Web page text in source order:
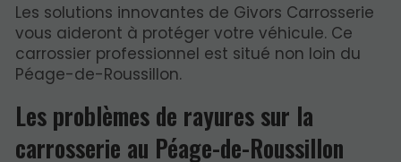
Les solutions innovantes de Givors Carrosserie
vous aideront à protéger votre véhicule. Ce
carrossier professionnel est situé non loin du
Péage-de-Roussillon.
Les problèmes de rayures sur la
carrosserie au Péage-de-Roussillon